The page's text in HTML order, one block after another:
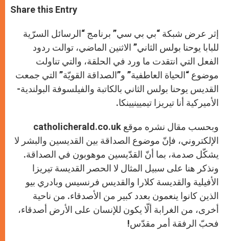
t
s
p
p
s
e
g
e
r
e
b
o
k
r
Share this Entry
إثر عرض شبكة “بي بي سي” برنامج “الرسائل السرّية
للبابا يوحنا بولس الثاني” الاثنين الماضي، توالت ردود
الفعل التي انتقدت ما ورد في الحلقة، والتي تناولت
موضوع “الحياة العاطفية” و”الصداقة القويّة” التي جمعت
القديس يوحنا بولس الثاني بالكاتبة والفيلسوفة البولندية-
الأميركية أنا تيريزا تيميينيينكا.
وبحسب مقال نشره موقع catholicherald.co.uk
الإلكتروني، فإنّ موضوع الصداقة بين القديسين والبشر لا
يشكّل صدمة، بما أنّ القدّيسين موهوبون في الصداقة.
ونذكر هنا على سبيل المثال لا الحصر القديسة تيريزا
الأفيلية والقديسة كلارا والقديس فرنسيس وبادري بيو
الذين كانوا ينعمون بعدد كبير من الأصدقاء. من ناحية
أخرى، من الغرابة ألّا يكون للإنسان على الأرض أصدقاء،
فحبّ الرفقة أمر مقدّس!